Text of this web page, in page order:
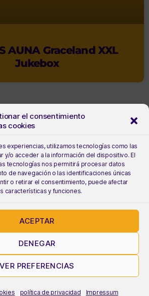
el consentimiento
cookies
experiencias, utilizamos tecnologías como las
y/o acceder a la información del dispositivo. El
tecnologías nos permitirá procesar datos
de navegación o las identificaciones únicas
o retirar el consentimiento, puede afectar
características y funciones.
ACEPTAR
DENEGAR
VER PREFERENCIAS
política de privacidad Impressum
AUNA Graceland XXL
Jukebox